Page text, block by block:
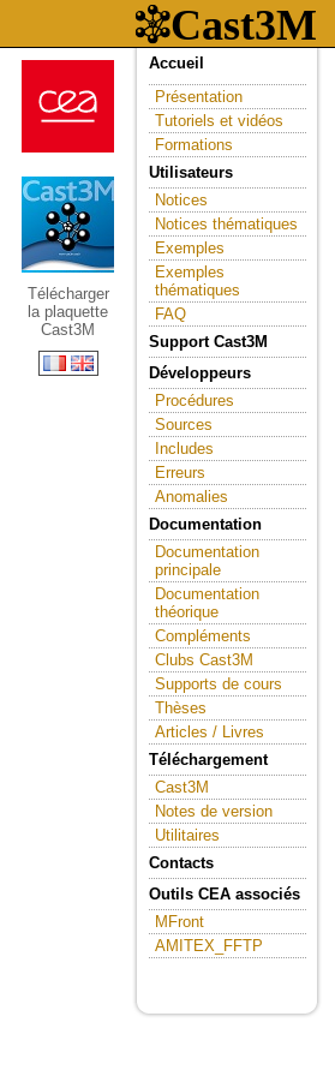
Télécharger
la plaquette
Cast3M
Accueil
Présentation
Tutoriels et vidéos
Formations
Utilisateurs
Notices
Notices thématiques
Exemples
Exemples
thématiques
FAQ
Support Cast3M
Développeurs
Procédures
Sources
Includes
Erreurs
Anomalies
Documentation
Documentation
principale
Documentation
théorique
Compléments
Clubs Cast3M
Supports de cours
Thèses
Articles / Livres
Téléchargement
Cast3M
Notes de version
Utilitaires
Contacts
Outils CEA associés
MFront
AMITEX_FFTP